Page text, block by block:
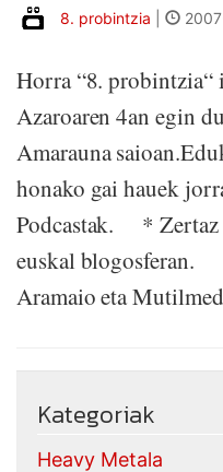
8. probintzia
Horra “8. probintzia“
Azaroaren 4an egin
Amarauna
honako gai hauek
Podcastak. * Zertaz
euskal blogosferan.
Aramaio eta
Kategoriak
Heavy Metala